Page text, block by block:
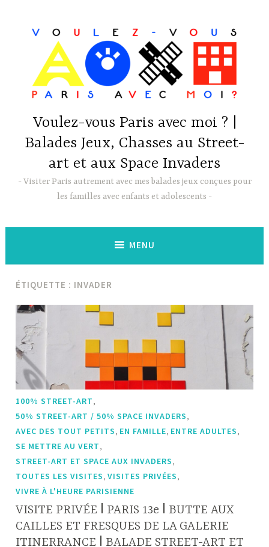
contenu
Voulez-vous Paris avec moi ? |
Balades Jeux, Chasses au Street-
art et aux Space Invaders
Visiter Paris autrement avec mes balades jeux conçues pour
les familles avec enfants et adolescents
MENU
ÉTIQUETTE : INVADER
100% STREET-ART
50% STREET-ART / 50% SPACE INVADERS
AVEC DES TOUT PETITS EN FAMILLE ENTRE ADULTES
SE METTRE AU VERT
STREET-ART ET SPACE AUX INVADERS
TOUTES LES VISITES ,VISITES PRIVÉES
VIVRE À L'HEURE PARISIENNE
VISITE PRIVÉE ǀ PARIS 13e ǀ BUTTE AUX
CAILLES ET FRESQUES DE LA GALERIE
ITINERRANCE ǀ BALADE STREET-ART ET